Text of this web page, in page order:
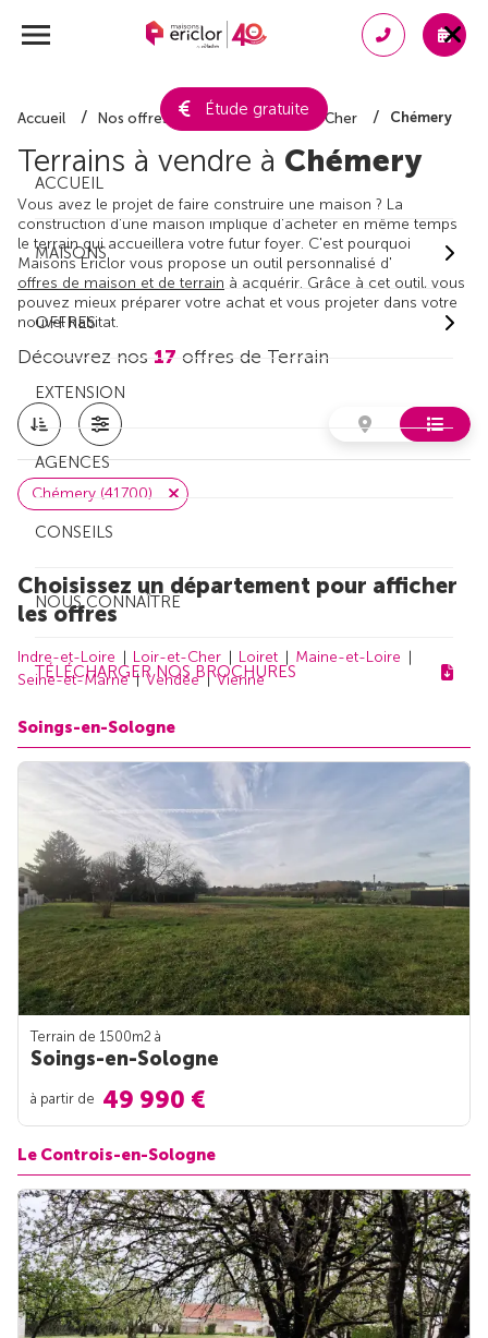
Étude gratuite
ACCUEIL
MAISONS
OFFRES
EXTENSION
AGENCES
CONSEILS
NOUS CONNAÎTRE
TÉLÉCHARGER NOS BROCHURES
Accueil Nos offres de terrain Loir-et-Cher Chémery
Terrains à vendre à Chémery
Vous avez le projet de faire construire une maison ? La
construction d'une maison implique d'acheter en même temps
le terrain qui accueillera votre futur foyer. C'est pourquoi
Maisons Ericlor vous propose un outil personnalisé d'
offres de maison et de terrain à acquérir. Grâce à cet outil, vous
pouvez mieux préparer votre achat et vous projeter dans votre
nouvel habitat.
Découvrez nos 17 offres de Terrain
Chémery (41700)
Choisissez un département pour afficher
les offres
Indre-et-Loire Loir-et-Cher Loiret
Maine-et-Loire
Seine-et-Marne
Vendée Vienne
Soings-en-Sologne
Terrain de 1500m2 à
Soings-en-Sologne
à partir de 49 990 €
Le Controis-en-Sologne